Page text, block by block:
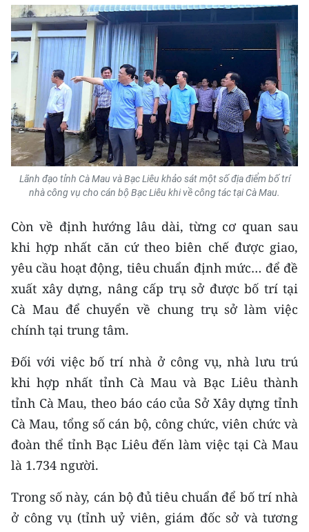
Đồng bằng sông Hồng
Bắc Trung Bộ
Duyên hải Nam Trung Bộ và Tây
Nguyên
Đông Nam Bộ
Đồng bằng sông Cửu Long
Chuyên trang Hà Nội
Chuyên trang TP. Hồ Chí Minh
CHUYÊN ĐỀ
CÁC CHUYÊN TRANG
VỀ BÁO NHÂN DÂN
THỜI NAY
NHÂN DÂN CUỐI TUẦN
NHÂN DÂN HẰNG THÁNG
MUA BÁO
ĐỌC BÁO IN
Lãnh đạo tỉnh Cà Mau và Bạc Liêu khảo sát một số địa điểm bố trí
nhà công vụ cho cán bộ Bạc Liêu khi về công tác tại Cà Mau.
Còn về định hướng lâu dài, từng cơ quan sau
khi hợp nhất căn cứ theo biên chế được giao,
yêu cầu hoạt động, tiêu chuẩn định mức… để đề
xuất xây dựng, nâng cấp trụ sở được bố trí tại
Cà Mau để chuyển về chung trụ sở làm việc
chính tại trung tâm.
Đối với việc bố trí nhà ở công vụ, nhà lưu trú
khi hợp nhất tỉnh Cà Mau và Bạc Liêu thành
tỉnh Cà Mau, theo báo cáo của Sở Xây dựng tỉnh
Cà Mau, tổng số cán bộ, công chức, viên chức và
đoàn thể tỉnh Bạc Liêu đến làm việc tại Cà Mau
là 1.734 người.
Trong số này, cán bộ đủ tiêu chuẩn để bố trí nhà
ở công vụ (tỉnh uỷ viên, giám đốc sở và tương